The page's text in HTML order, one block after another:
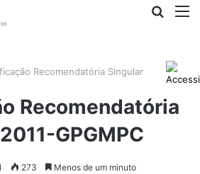
Recomendatória Singular
Recomendatória
GPGMPC
273 Menos de um minuto